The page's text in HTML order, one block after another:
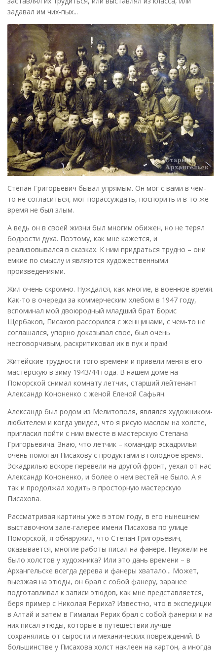
задавал им чих-пых...
Степан Григорьевич бывал упрямым. Он мог с вами в чем-
то не согласиться, мог порассуждать, поспорить и в то же
время не был злым.
А ведь он в своей жизни был многим обижен, но не терял
бодрости духа. Поэтому, как мне кажется, и
реализовывался в сказках. К ним придраться трудно – они
емкие по смыслу и являются художественными
произведениями.
Жил очень скромно. Нуждался, как многие, в военное время.
Как-то в очереди за коммерческим хлебом в 1947 году,
вспоминал мой двоюродный младший брат Борис
Щербаков, Писахов рассорился с женщинами, с чем-то не
соглашался, упорно доказывал свое, был очень
несговорчивым, раскритиковал их в пух и прах!
Житейские трудности того времени и привели меня в его
мастерскую в зиму 1943/44 года. В нашем доме на
Поморской снимал комнату летчик, старший лейтенант
Александр Кононенко с женой Еленой Сафьян.
Александр был родом из Мелитополя, являлся художником-
любителем и когда увидел, что я рисую маслом на холсте,
пригласил пойти с ним вместе в мастерскую Степана
Григорьевича. Знаю, что летчик – командир эскадрильи
очень помогал Писахову с продуктами в голодное время.
Эскадрилью вскоре перевели на другой фронт, уехал от нас
Александр Кононенко, и более о нем вестей не было. А я
так и продолжал ходить в просторную мастерскую
Писахова.
Рассматривая картины уже в этом году, в его нынешнем
выставочном зале-галерее имени Писахова по улице
Поморской, я обнаружил, что Степан Григорьевич,
оказывается, многие работы писал на фанере. Неужели не
было холстов у художника? Или это дань времени – в
Архангельске всегда дерева и фанеры хватало... Может,
выезжая на этюды, он брал с собой фанеру, заранее
подготавливал к записи этюдов, как мне представляется,
беря пример с Николая Рериха? Известно, что в экспедиции
в Алтай и затем в Гималаи Рерих брал с собой фанерки и на
них писал этюды, которые в путешествии лучше
сохранялись от сырости и механических повреждений. В
большинстве у Писахова холст наклеен на картон, а иногда